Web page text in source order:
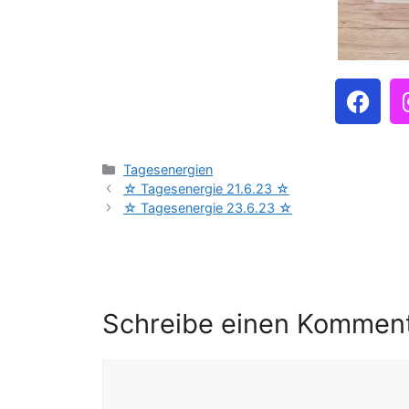
Tagesenergien
☆ Tagesenergie 21.6.23 ☆
☆ Tagesenergie 23.6.23 ☆
Schreibe einen